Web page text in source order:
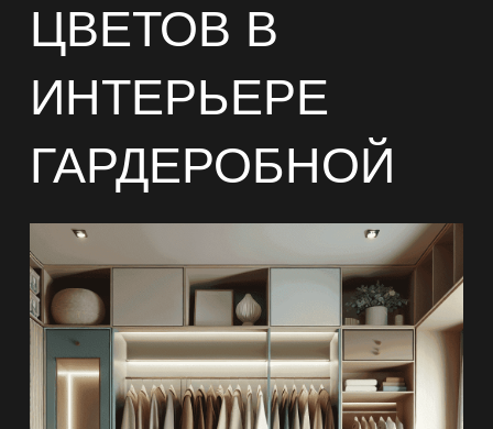
ЦВЕТОВ В
ИНТЕРЬЕРЕ
ГАРДЕРОБНОЙ